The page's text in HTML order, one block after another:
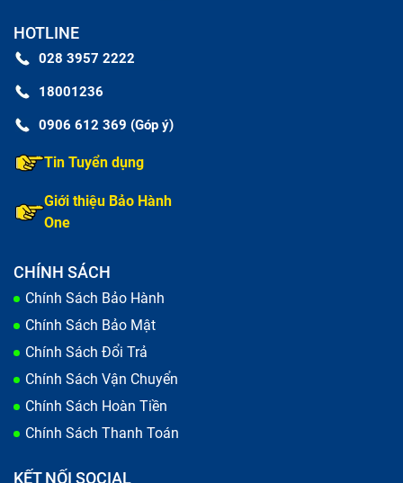
HOTLINE
028 3957 2222
18001236
0906 612 369 (Góp ý)
Tin Tuyển dụng
Giới thiệu Bảo Hành
One
CHÍNH SÁCH
Chính Sách Bảo Hành
Chính Sách Bảo Mật
Chính Sách Đổi Trả
Chính Sách Vận Chuyển
Chính Sách Hoàn Tiền
Chính Sách Thanh Toán
KẾT NỐI SOCIAL